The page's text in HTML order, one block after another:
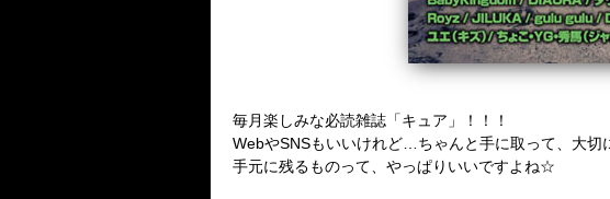
毎月楽しみな必読雑誌「キュア」！！！
WebやSNSもいいけれど…ちゃんと手に取って、大切
手元に残るものって、やっぱりいいですよね☆